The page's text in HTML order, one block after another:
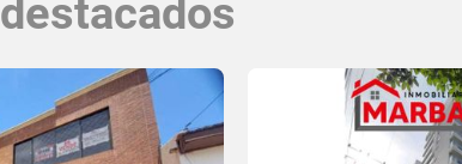
destacados